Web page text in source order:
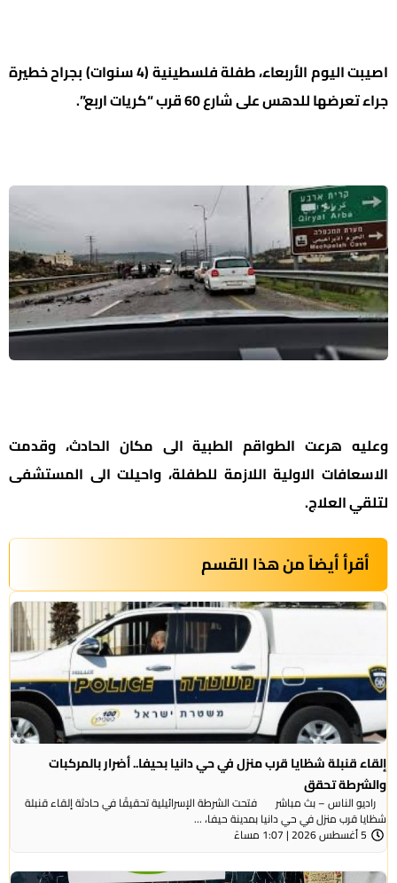
اصيبت اليوم الأربعاء، طفلة فلسطينية (4 سنوات) بجراح خطيرة
جراء تعرضها للدهس على شارع 60 قرب “كريات اربع”.
وعليه هرعت الطواقم الطبية الى مكان الحادث، وقدمت
الاسعافات الاولية اللازمة للطفلة، واحيلت الى المستشفى
لتلقي العلاج.
أقرأ أيضاً من هذا القسم
إلقاء قنبلة شظايا قرب منزل في حي دانيا بحيفا.. أضرار بالمركبات
والشرطة تحقق
راديو الناس – بث مباشر فتحت الشرطة الإسرائيلية تحقيقًا في حادثة إلقاء قنبلة
شظايا قرب منزل في حي دانيا بمدينة حيفا، ...
5 أغسطس 2026 | 1:07 مساءً